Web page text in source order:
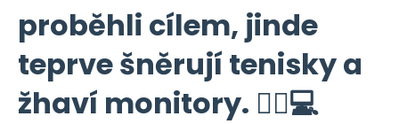
proběhli cílem, jinde
teprve šněrují tenisky a
žhaví monitory. 🏃‍♂️💻